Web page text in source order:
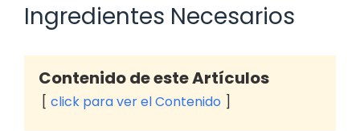
Ingredientes Necesarios
Contenido de este Artículos
click para ver el Contenido